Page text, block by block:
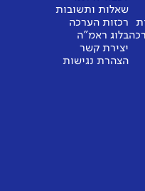
שאלות ותשובות
רכזות הערכה
בלוג ראמ"ה
יצירת קשר
הצהרת נגישות